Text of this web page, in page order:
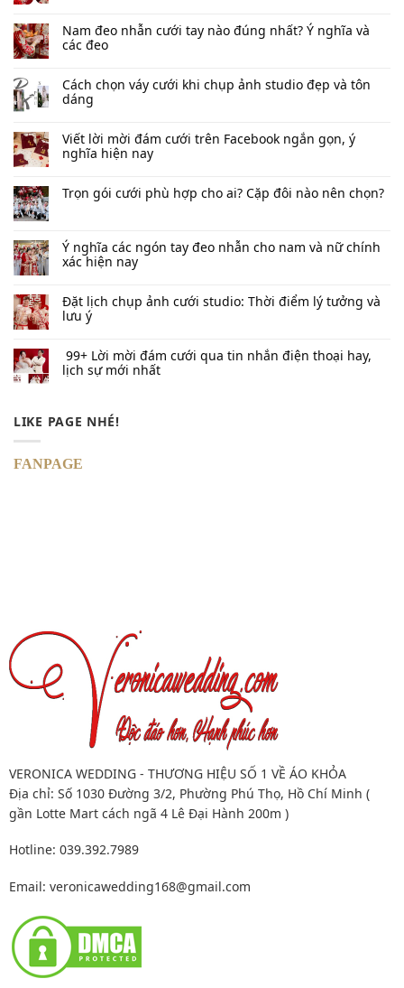
Nam đeo nhẫn cưới tay nào đúng nhất​? Ý nghĩa và
các đeo
Cách chọn váy cưới khi chụp ảnh studio đẹp và tôn
dáng
Viết lời mời đám cưới trên Facebook​ ngắn gọn, ý
nghĩa hiện nay
Trọn gói cưới phù hợp cho ai? Cặp đôi nào nên chọn?
Ý nghĩa các ngón tay đeo nhẫn cho nam và nữ chính
xác hiện nay
Đặt lịch chụp ảnh cưới studio: Thời điểm lý tưởng và
lưu ý
99+ Lời mời đám cưới qua tin nhắn​ điện thoại hay,
lịch sự mới nhất
LIKE PAGE NHÉ!
FANPAGE
VERONICA WEDDING - THƯƠNG HIỆU SỐ 1 VỀ ÁO KHỎA
Địa chỉ: Số 1030 Đường 3/2, Phường Phú Thọ, Hồ Chí Minh (
gần Lotte Mart cách ngã 4 Lê Đại Hành 200m )
Hotline: 039.392.7989
Email: veronicawedding168@gmail.com